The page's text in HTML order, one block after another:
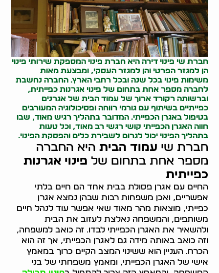
חברת שי פינוי דירה היא חברת פינוי המספקת שירותי פינוי
הן למגזר הפרטי והן למגזר העסקי, ומבצעת מאות
משימות פינוי בכל שנה ובכל רחבי הארץ. החברה נחשבת
לחברה מספר אחת בתחום של פינוי אגרנות כפייתית,
וברשותה רקורד ארוך של עמוד הבית של אגרנים
כפייתיים בשיתוף עם גורמי רווחה ופסיכולוגיה המעורבים
בטיפול באגרן הכפייתי. המדובר בתהליך רגיש מאוד, שבו
חווה האגרן הכפייתי קושי רגשי רב מאוד, וכל טעות
בתהליך הפינוי יכול לגרום לשבירת כלים והפסקת הפינוי.
חברת שי עמוד הבית היא החברה
מספר אחת בתחום של פינוי אגרנות
כפייתית
החיים עם אגרן פסולת בבית אחד הם חיים בלתי
אפשריים, ואכן משפחות רבות שבהן נמצא אגרן
כפייתי, מוצאות מהר מאוד שאי אפשר עוד לנהל חיים
משותפים, והמשפחה נאלצת לעזוב את הבית
ולהשאיר את האגרן הכפייתי לבדו. זה כואב למשפחה,
וזה כואב באותה מידה גם לאגרן הכפייתי, אך זה הוא
הכרח. העניין הוא ששינוי המצב הקיים כרוך במאמץ
אישי של האגרן הכפייתי, ומאמץ משפחתי של בני